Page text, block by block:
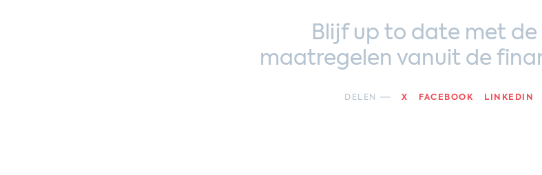
Blijf up to date met
maatregelen vanuit de
DELEN X FACEBOOK LINKEDIN